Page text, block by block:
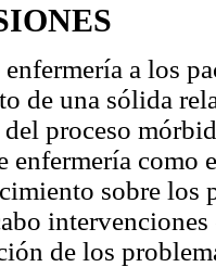
a los
de una sólida
proceso
enfermería como
sobre los
de los